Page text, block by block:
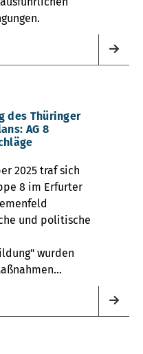
des Thüringer
AG 8
2025 traf sich
8 im Erfurter
und politische
wurden